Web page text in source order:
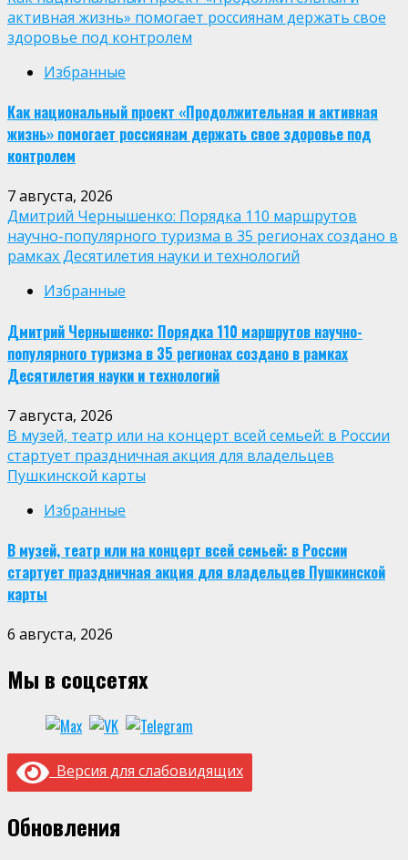
активная жизнь» помогает россиянам держать свое
здоровье под контролем
Избранные
Как национальный проект «Продолжительная и активная
жизнь» помогает россиянам держать свое здоровье под
контролем
7 августа, 2026
Дмитрий Чернышенко: Порядка 110 маршрутов
научно-популярного туризма в 35 регионах создано в
рамках Десятилетия науки и технологий
Избранные
Дмитрий Чернышенко: Порядка 110 маршрутов научно-
популярного туризма в 35 регионах создано в рамках
Десятилетия науки и технологий
7 августа, 2026
В музей, театр или на концерт всей семьей: в России
стартует праздничная акция для владельцев
Пушкинской карты
Избранные
В музей, театр или на концерт всей семьей: в России
стартует праздничная акция для владельцев Пушкинской
карты
6 августа, 2026
Мы в соцсетях
Версия для слабовидящих
Обновления